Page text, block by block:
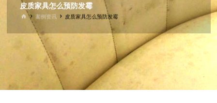
剂
|
IHEIR
供应
商
皮质家具怎么预防发霉
首
页
案例资讯 皮质家具怎么预防发霉